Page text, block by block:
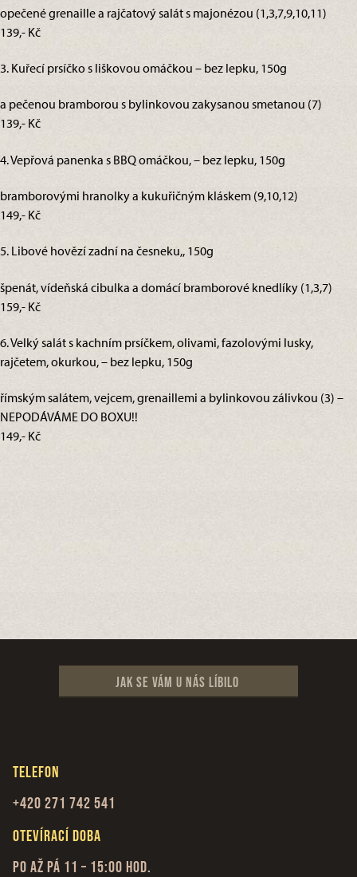
opečené grenaille a rajčatový salát s majonézou (1,3,7,9,10,11)
139,- Kč
3. Kuřecí prsíčko s liškovou omáčkou – bez lepku, 150g
a pečenou bramborou s bylinkovou zakysanou smetanou (7)
139,- Kč
4. Vepřová panenka s BBQ omáčkou, – bez lepku, 150g
bramborovými hranolky a kukuřičným kláskem (9,10,12)
149,- Kč
5. Libové hovězí zadní na česneku,, 150g
špenát, vídeňská cibulka a domácí bramborové knedlíky (1,3,7)
159,- Kč
6. Velký salát s kachním prsíčkem, olivami, fazolovými lusky,
rajčetem, okurkou, – bez lepku, 150g
římským salátem, vejcem, grenaillemi a bylinkovou zálivkou (3) –
NEPODÁVÁME DO BOXU!!
149,- Kč
Jak se vám u nás líbilo
Telefon
+420 271 742 541
Otevírací doba
Po až Pá 11 – 15:00 hod.